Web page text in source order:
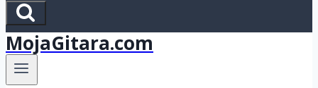
MojaGitara.com